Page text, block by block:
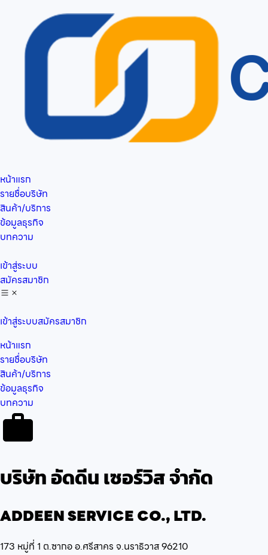
หน้าแรก
รายชื่อบริษัท
สินค้า/บริการ
ข้อมูลธุรกิจ
บทความ
เข้าสู่ระบบ
สมัครสมาชิก
เข้าสู่ระบบสมัครสมาชิก
หน้าแรก
รายชื่อบริษัท
สินค้า/บริการ
ข้อมูลธุรกิจ
บทความ
บริษัท อัดดีน เซอร์วิส จำกัด
ADDEEN SERVICE CO., LTD.
173 หมู่ที่ 1 ต.ซากอ อ.ศรีสาคร จ.นราธิวาส 96210